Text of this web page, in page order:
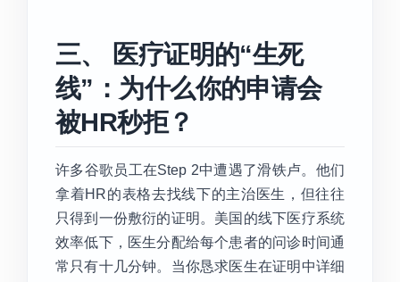
三、 医疗证明的“生死
线”：为什么你的申请会
被HR秒拒？
许多谷歌员工在Step 2中遭遇了滑铁卢。他们
拿着HR的表格去找线下的主治医生，但往往
只得到一份敷衍的证明。美国的线下医疗系统
效率低下，医生分配给每个患者的问诊时间通
常只有十几分钟。当你恳求医生在证明中详细